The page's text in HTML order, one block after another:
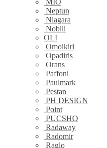
MIO
Neptun
Niagara
Nobili
OLI
Omoikiri
Opadiris
Orans
Paffoni
Paulmark
Pestan
PH DESIGN
Point
PUCSHO
Radaway
Radomir
Raglo